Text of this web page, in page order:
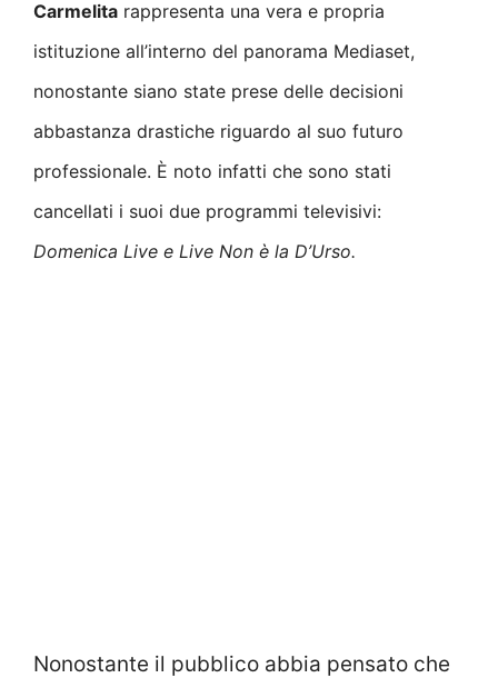
Carmelita rappresenta una vera e propria
istituzione all’interno del panorama Mediaset,
nonostante siano state prese delle decisioni
abbastanza drastiche riguardo al suo futuro
professionale. È noto infatti che sono stati
cancellati i suoi due programmi televisivi:
Domenica Live e Live Non è la D’Urso.
Nonostante il pubblico abbia pensato che